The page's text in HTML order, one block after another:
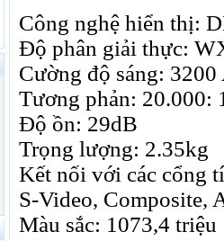
Công nghệ hiển thị:
Độ phân giải thực:
Cường độ sáng:
Tương phản: 20.000:
Độ ồn: 29dB
Trọng lượng: 2.35kg
Kết nối với các cổng
S-Video, Composite,
Màu sắc: 1073,4 triệu